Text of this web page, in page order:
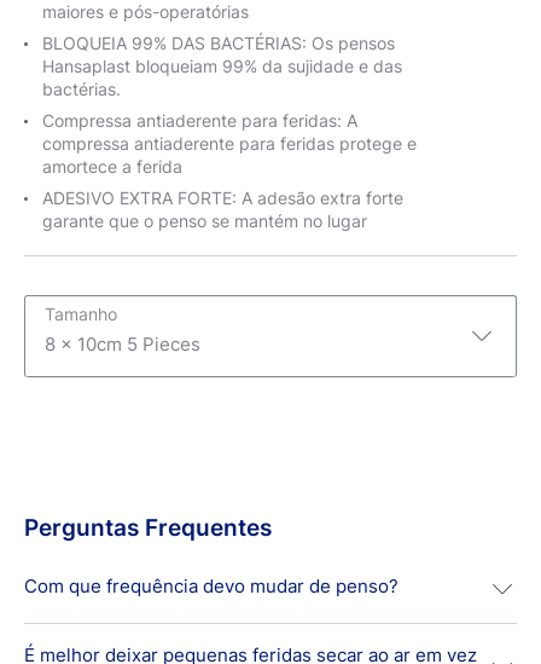
maiores e pós-operatórias
BLOQUEIA 99% DAS BACTÉRIAS: Os pensos
Hansaplast bloqueiam 99% da sujidade e das
bactérias.
Compressa antiaderente para feridas: A
compressa antiaderente para feridas protege e
amortece a ferida
ADESIVO EXTRA FORTE: A adesão extra forte
garante que o penso se mantém no lugar
Tamanho
8 x 10cm 5 Pieces
Perguntas Frequentes
Com que frequência devo mudar de penso?
Normalmente, recomenda-se mudar os pensos de
É melhor deixar pequenas feridas secar ao ar em vez